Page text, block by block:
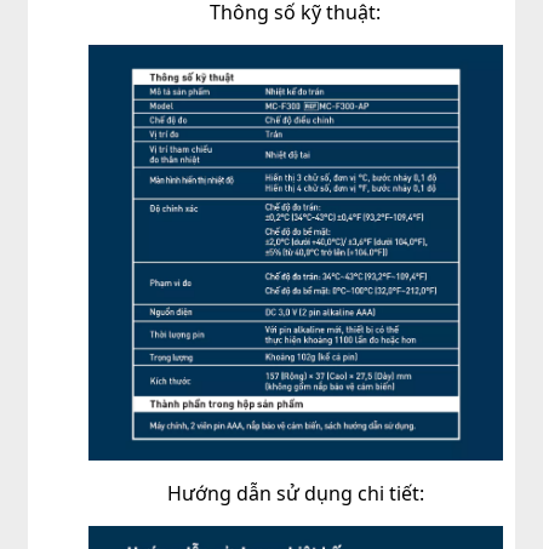
Thông số kỹ thuật:
Hướng dẫn sử dụng chi tiết: